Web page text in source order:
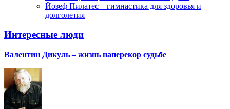
Йозеф Пилатес – гимнастика для здоровья и
долголетия
Интересные люди
Валентин Дикуль – жизнь наперекор судьбе